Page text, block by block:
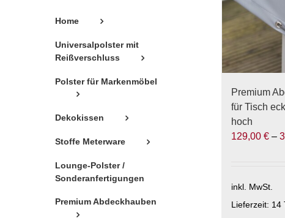
Premium
für Tisch
hoch
129,00€ –
inkl. MwSt.
Lieferzeit: 14
Home
Universalpolster mit
Reißverschluss
Polster für Markenmöbel
Dekokissen
Stoffe Meterware
Lounge-Polster /
Sonderanfertigungen
Premium Abdeckhauben